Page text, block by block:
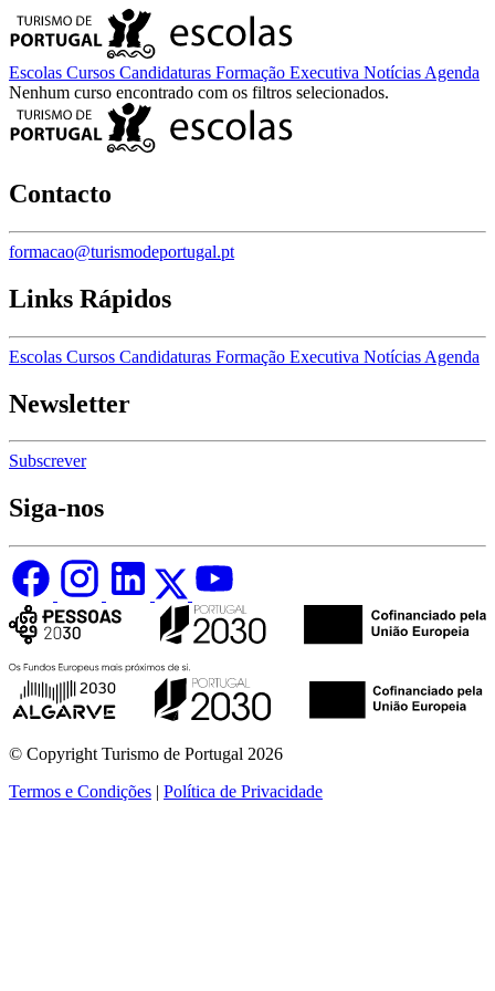
Escolas Cursos Candidaturas Formação Executiva Notícias Agenda
Nenhum curso encontrado com os filtros selecionados.
Contacto
formacao@turismodeportugal.pt
Links Rápidos
Escolas Cursos Candidaturas Formação Executiva Notícias Agenda
Newsletter
Subscrever
Siga-nos
© Copyright Turismo de Portugal 2026
Termos e Condições
Política de Privacidade